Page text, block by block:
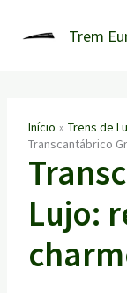
Trem
Início
Trens de
Transcantábrico
Lujo: